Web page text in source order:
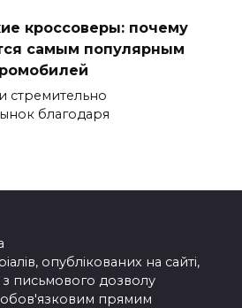
кроссоверы: почему
самым популярным
стремительно
благодаря
опублікованих на сайті,
з письмового дозволу
обов'язковим прямим